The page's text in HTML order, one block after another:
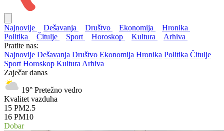
Najnovije Dešavanja Društvo Ekonomija
Hronika
Politika
Čitulje Sport Horoskop Kultura
Arhiva
Pratite nas:
Najnovije Dešavanja Društvo Ekonomija Hronika Politika Čitulje
Sport Horoskop Kultura Arhiva
Zaječar danas
19° Pretežno vedro
Kvalitet vazduha
15 PM2.5
16 PM10
Dobar